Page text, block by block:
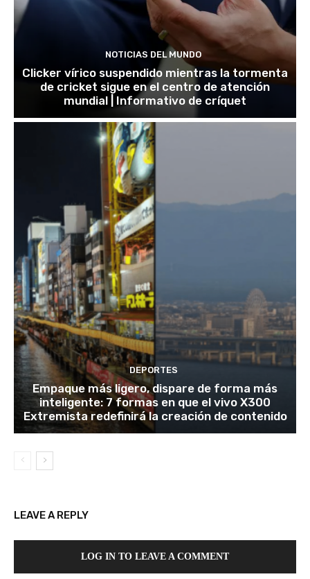
NOTICIAS DEL MUNDO
Clicker vírico suspendido mientras la tormenta
de cricket sigue en el centro de atención
mundial | Informativo de críquet
DEPORTES
Empaque más ligero, dispare de forma más
inteligente: 7 formas en que el vivo X300
Extremista redefinirá la creación de contenido
LEAVE A REPLY
LOG IN TO LEAVE A COMMENT